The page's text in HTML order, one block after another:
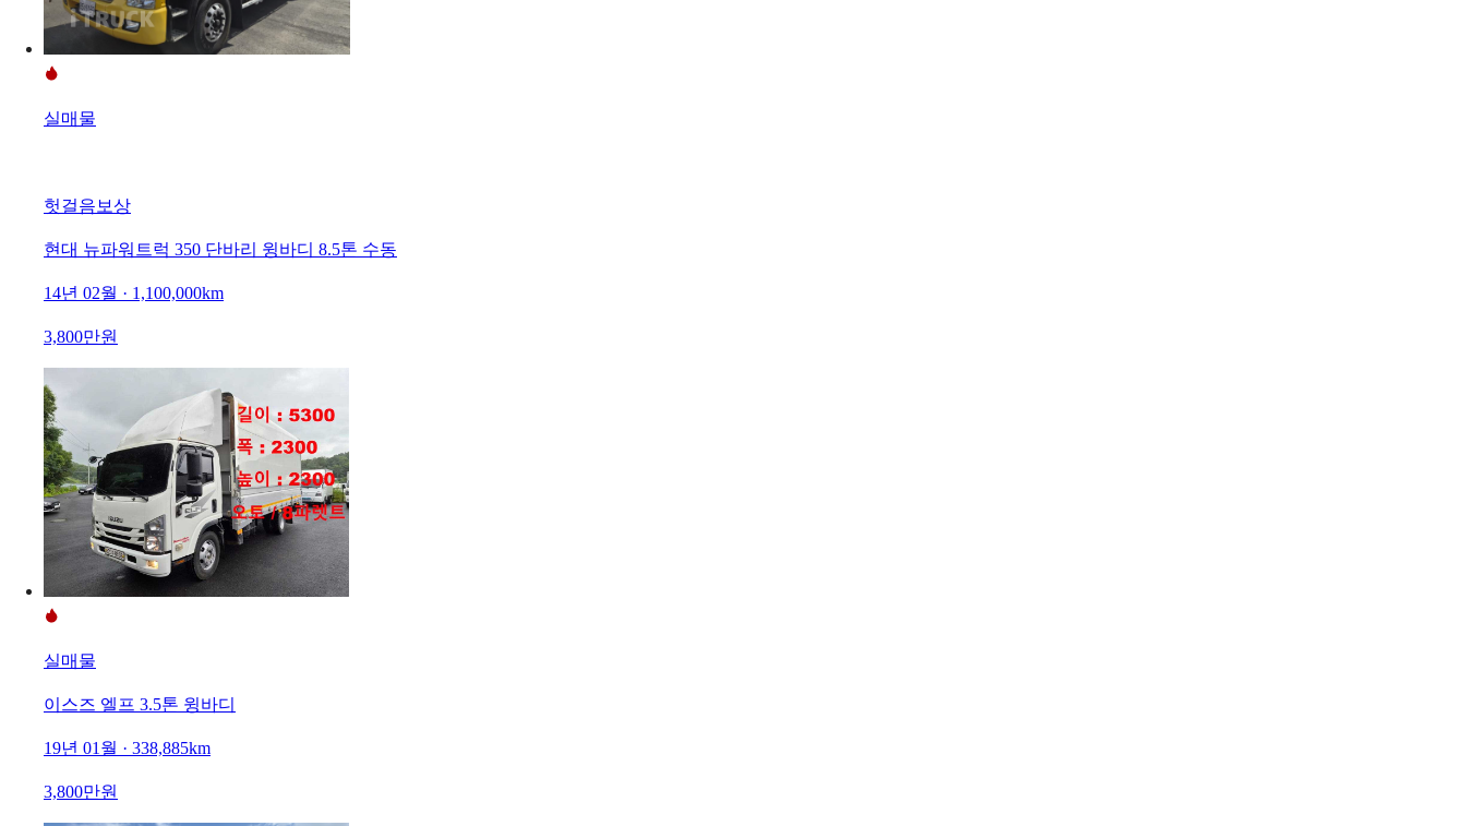
실매물
헛걸음보상
현대 뉴파워트럭 350 단바리 윙바디 8.5톤 수동
14년 02월 · 1,100,000km
3,800만원
실매물
이스즈 엘프 3.5톤 윙바디
19년 01월 · 338,885km
3,800만원